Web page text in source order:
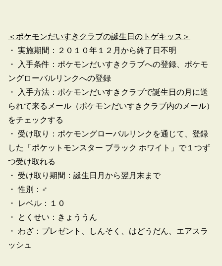
＜ポケモンだいすきクラブの誕生日のトゲキッス＞
・ 実施期間：２０１０年１２月から終了日不明
・ 入手条件：ポケモンだいすきクラブへの登録、ポケモ
ングローバルリンクへの登録
・ 入手方法：ポケモンだいすきクラブで誕生日の月に送
られて来るメール（ポケモンだいすきクラブ内のメール）
をチェックする
・ 受け取り：ポケモングローバルリンクを通じて、登録
した「ポケットモンスター ブラック ホワイト」で１つず
つ受け取れる
・ 受け取り期間：誕生日月から翌月末まで
・ 性別：♂
・ レベル：１０
・ とくせい：きょううん
・ わざ：プレゼント、しんそく、はどうだん、エアスラ
ッシュ